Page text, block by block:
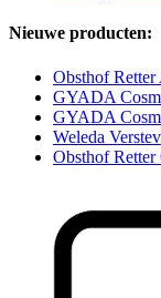
Nieuwe producten:
Obsthof
GYADA
GYADA
Weleda
Obsthof